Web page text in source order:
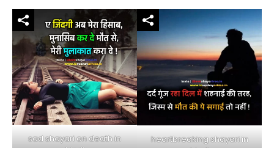
sad shayari on death in
heartbreaking shayari in